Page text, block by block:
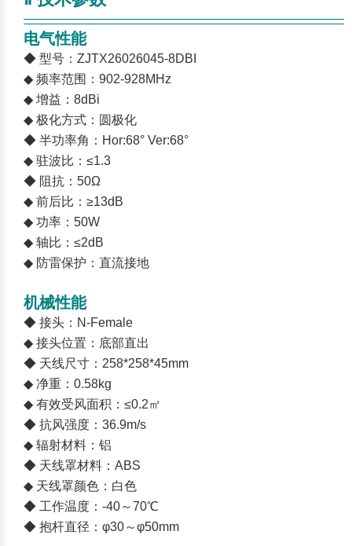
————————————————————————
电气性能
◆ 型号：ZJTX26026045-8DBI
◆ 频率范围：902-928MHz
◆ 增益：8dBi
◆ 极化方式：圆极化
◆ 半功率角：Hor:68° Ver:68°
◆ 驻波比：≤1.3
◆ 阻抗：50Ω
◆ 前后比：≥13dB
◆ 功率：50W
◆ 轴比：≤2dB
◆ 防雷保护：直流接地
机械性能
◆ 接头：N-Female
◆ 接头位置：底部直出
◆ 天线尺寸：258*258*45mm
◆ 净重：0.58kg
◆ 有效受风面积：≤0.2㎡
◆ 抗风强度：36.9m/s
◆ 辐射材料：铝
◆ 天线罩材料：ABS
◆ 天线罩颜色：白色
◆ 工作温度：-40～70℃
◆ 抱杆直径：φ30～φ50mm